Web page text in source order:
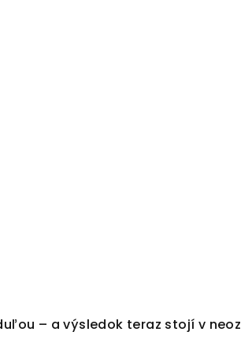
– a výsledok teraz stojí v